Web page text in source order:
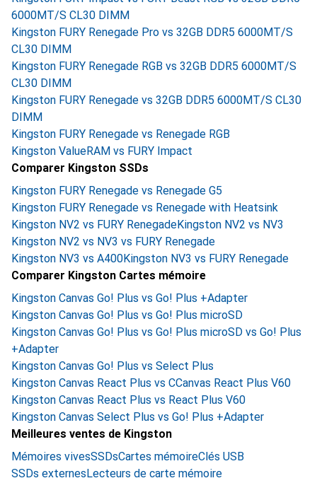
6000MT/S CL30 DIMM
Kingston FURY Renegade Pro vs 32GB DDR5 6000MT/S
CL30 DIMM
Kingston FURY Renegade RGB vs 32GB DDR5 6000MT/S
CL30 DIMM
Kingston FURY Renegade vs 32GB DDR5 6000MT/S CL30
DIMM
Kingston FURY Renegade vs Renegade RGB
Kingston ValueRAM vs FURY Impact
Comparer Kingston SSDs
Kingston FURY Renegade vs Renegade G5
Kingston FURY Renegade vs Renegade with Heatsink
Kingston NV2 vs FURY RenegadeKingston NV2 vs NV3
Kingston NV2 vs NV3 vs FURY Renegade
Kingston NV3 vs A400Kingston NV3 vs FURY Renegade
Comparer Kingston Cartes mémoire
Kingston Canvas Go! Plus vs Go! Plus +Adapter
Kingston Canvas Go! Plus vs Go! Plus microSD
Kingston Canvas Go! Plus vs Go! Plus microSD vs Go! Plus
+Adapter
Kingston Canvas Go! Plus vs Select Plus
Kingston Canvas React Plus vs CCanvas React Plus V60
Kingston Canvas React Plus vs React Plus V60
Kingston Canvas Select Plus vs Go! Plus +Adapter
Meilleures ventes de Kingston
Mémoires vivesSSDsCartes mémoireClés USB
SSDs externesLecteurs de carte mémoire